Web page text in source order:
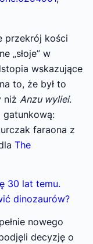
przekrój kości
„słoje” w
wskazujące
to, że był to
niż Anzu wyliei.
gatunkową:
faraona z
The
30 lat temu.
dinozaurów?
nowego
decyzję o